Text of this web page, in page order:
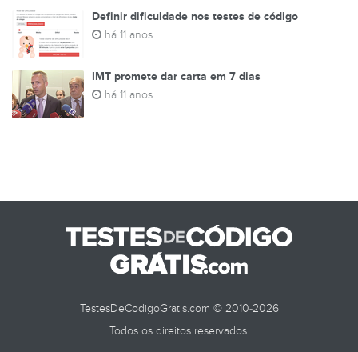
Definir dificuldade nos testes de código
há 11 anos
IMT promete dar carta em 7 dias
há 11 anos
TestesDeCodigoGratis.com © 2010-2026
Todos os direitos reservados.